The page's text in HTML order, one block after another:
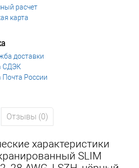
расчет
карта
доставки
СДЭК
Почта России
Отзывы (0)
характеристики
SLIM